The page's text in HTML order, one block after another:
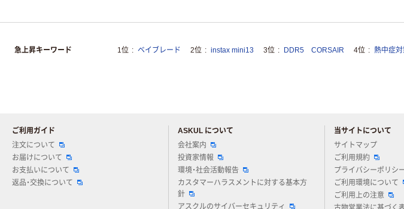
急上昇キーワード 1位 ベイブレード 2位 instax mini13 3位 DDR5 CORSAIR 4位 熱中症
ご利用ガイド
注文について
お届けについて
お支払いについて
返品・交換について
ASKUL について
会社案内
投資家情報
環境・社会活動報告
カスタマーハラスメントに対する基本方
針
アスクルのサイバーセキュリティ
当サイトについて
サイトマップ
ご利用規約
プライバシーポリシ
ご利用環境について
ご利用上の注意